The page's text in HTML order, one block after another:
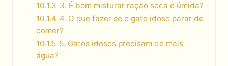
10.1.3 3. É bom misturar ração seca e úmida?
10.1.4 4. O que fazer se o gato idoso parar de
comer?
10.1.5 5. Gatos idosos precisam de mais
água?